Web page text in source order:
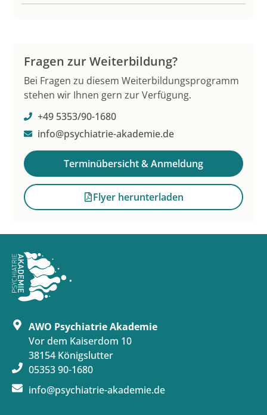
Fragen zur Weiterbildung?
Bei Fragen zu diesem Weiterbildungsprogramm
stehen wir Ihnen gern zur Verfügung.
+49 5353/90-1680
info@psychiatrie-akademie.de
Terminübersicht & Anmeldung
Flyer herunterladen
AWO Psychiatrie Akademie
Vor dem Kaiserdom 10
38154 Königslutter
05353 90-1680
info@psychiatrie-akademie.de